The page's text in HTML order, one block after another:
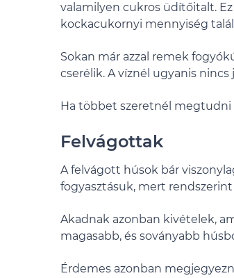
valamilyen cukros üdítőitalt.
kockacukornyi mennyiség
Sokan már azzal remek
cserélik. A víznél ugyanis
Ha többet szeretnél megtudni
Felvágottak
A felvágott húsok bár
fogyasztásuk, mert
Akadnak azonban kivételek,
magasabb, és soványabb
Érdemes azonban